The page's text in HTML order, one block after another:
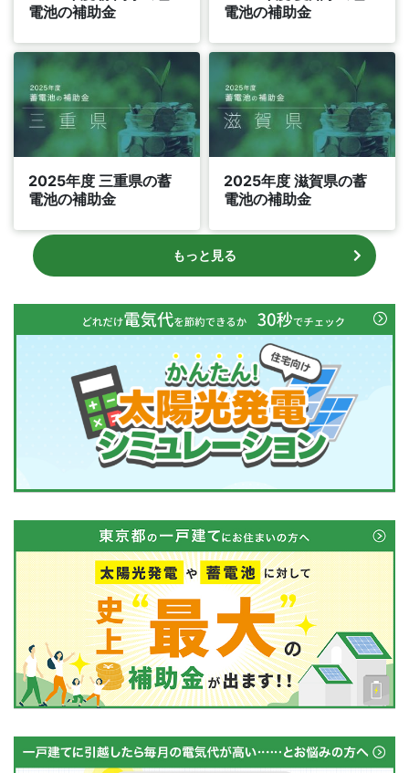
電池の補助金
電池の補助金
2025年度 三重県の蓄
電池の補助金
2025年度 滋賀県の蓄
電池の補助金
もっと見る